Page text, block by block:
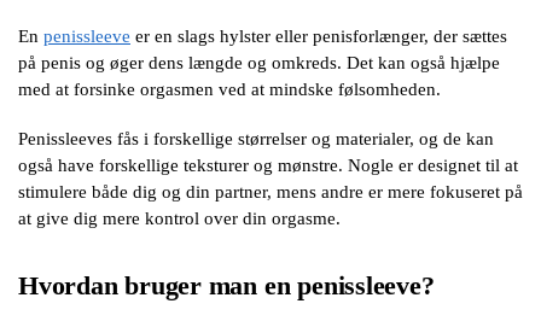
En penissleeve er en slags hylster eller penisforlænger, der sættes
på penis og øger dens længde og omkreds. Det kan også hjælpe
med at forsinke orgasmen ved at mindske følsomheden.
Penissleeves fås i forskellige størrelser og materialer, og de kan
også have forskellige teksturer og mønstre. Nogle er designet til at
stimulere både dig og din partner, mens andre er mere fokuseret på
at give dig mere kontrol over din orgasme.
Hvordan bruger man en penissleeve?